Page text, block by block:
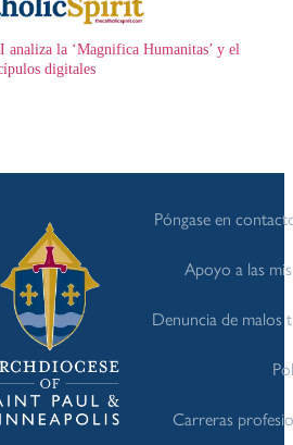
la ‘Magnifica Humanitas’ y el
digitales
Póngase en
Apoyo a las
Denuncia de malos
Carreras